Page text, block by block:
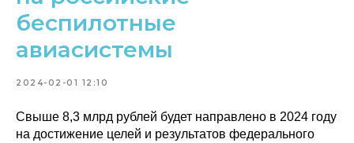
беспилотные
авиасистемы
2024-02-01 12:10
Свыше 8,3 млрд рублей будет направлено в 2024 году
на достижение целей и результатов федерального